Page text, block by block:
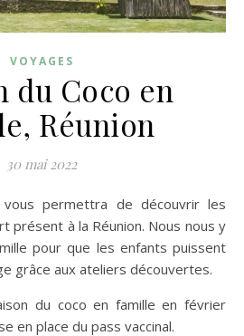
VOYAGES
du Coco en
Réunion
30 mai 2022
vous permettra de découvrir les
présent à la Réunion. Nous nous y
pour que les enfants puissent
grâce aux ateliers découvertes.
du coco en famille en février
en place du pass vaccinal.